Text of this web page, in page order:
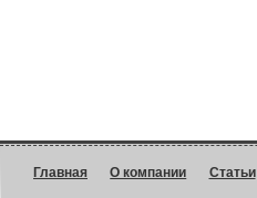
Главная О компании Статьи